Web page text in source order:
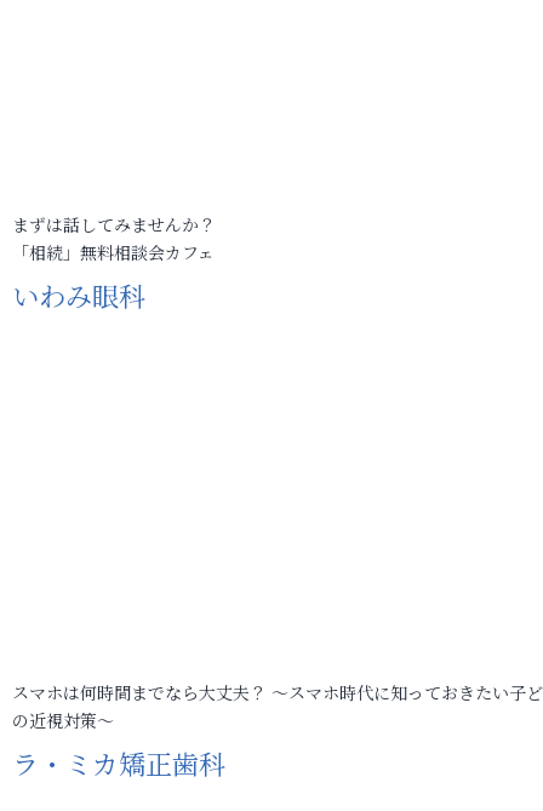
まずは話してみませんか？
「相続」無料相談会カフェ
いわみ眼科
スマホは何時間までなら大丈夫？ ～スマホ時代に知っておきたい子
の近視対策～
ラ・ミカ矯正歯科